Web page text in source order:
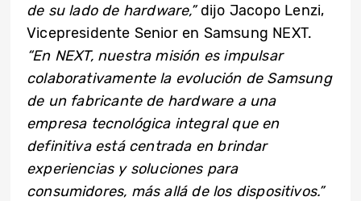
de su lado de hardware,”dijo Jacopo Lenzi,
Vicepresidente Senior en Samsung NEXT.
“En NEXT, nuestra misión es impulsar
colaborativamente la evolución de Samsung
de un fabricante de hardware a una
empresa tecnológica integral que en
definitiva está centrada en brindar
experiencias y soluciones para
consumidores, más allá de los dispositivos.”